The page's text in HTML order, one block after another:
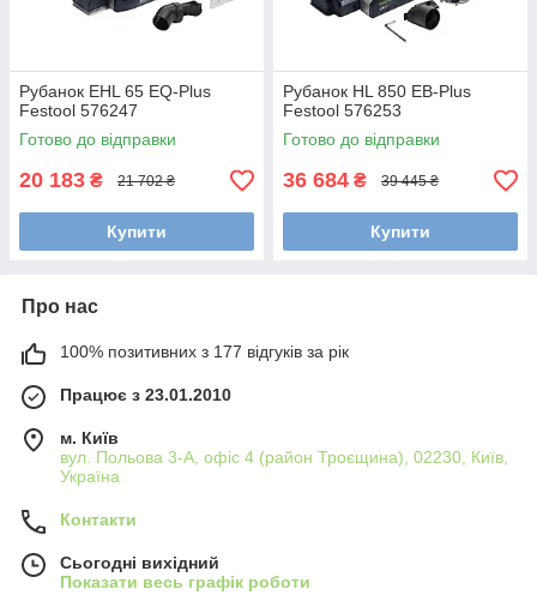
Рубанок EHL 65 EQ-Plus
Festool 576247
Готово до відправки
20 183 ₴ 21 702 ₴
Купити
Рубанок HL 850 EB-Plus
Festool 576253
Готово до відправки
36 684 ₴ 39 445 ₴
Купити
Про нас
100% позитивних з 177 відгуків за рік
Працює з 23.01.2010
м. Київ
вул. Польова 3-А, офіс 4 (район Троєщина), 02230, Київ,
Україна
Контакти
Сьогодні вихідний
Показати весь графік роботи